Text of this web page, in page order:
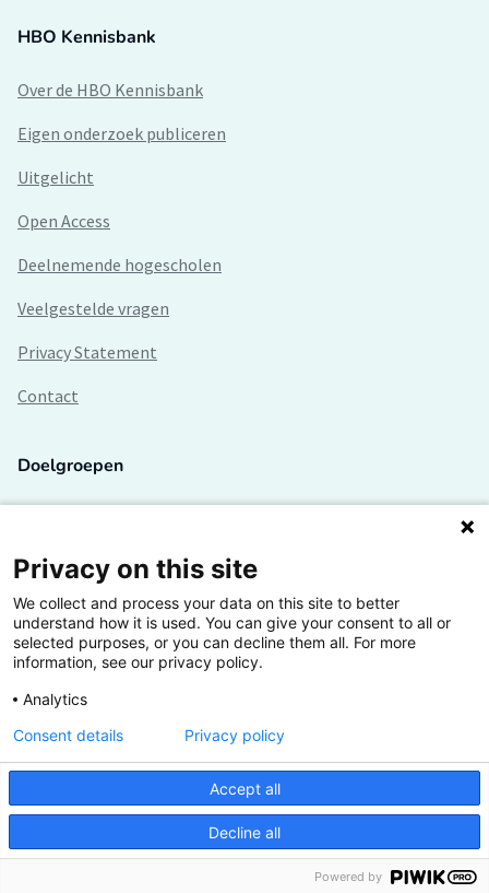
HBO Kennisbank
Over de HBO Kennisbank
Eigen onderzoek publiceren
Uitgelicht
Open Access
Deelnemende hogescholen
Veelgestelde vragen
Privacy Statement
Contact
Doelgroepen
Lectoren en onderzoekers
Bedrijven
Hogescholen
De grootste kennisbank van het HBO
Inspiratie op jouw vakgebied
Vrij toegankelijk
Privacy on this site
We collect and process your data on this site to better
understand how it is used. You can give your consent to all or
selected purposes, or you can decline them all. For more
information, see our privacy policy.
Analytics
Accept all
Decline all
Consent details Privacy policy
Powered by